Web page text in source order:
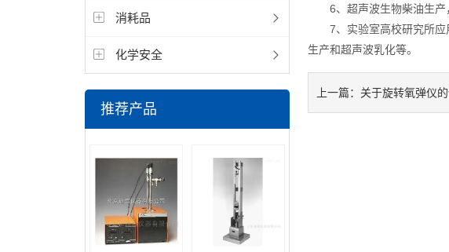
消耗品
化学安全
推荐产品
6、超声波生物柴油生产，
7、实验室高校研究所应用
生产和超声波乳化等。
上一篇： 关于旋转氧弹仪